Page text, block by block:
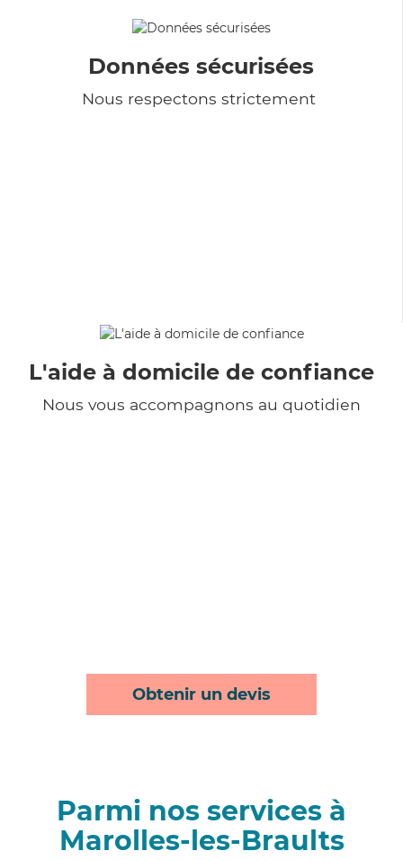
Données sécurisées
Nous respectons strictement
L'aide à domicile de confiance
Nous vous accompagnons au quotidien
Obtenir un devis
Parmi nos services à
Marolles-les-Braults